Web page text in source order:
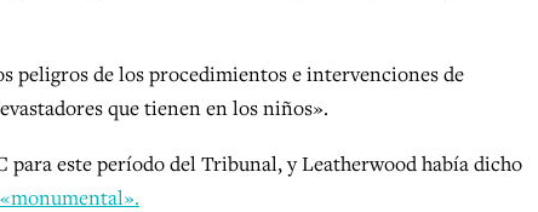
peligros de los procedimientos e intervenciones de
que tienen en los niños».
este período del Tribunal, y Leatherwood había dicho